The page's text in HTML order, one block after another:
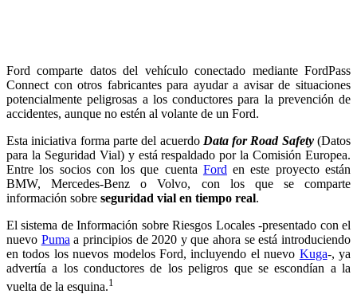
Ford comparte datos del vehículo conectado mediante FordPass
Connect con otros fabricantes para ayudar a avisar de situaciones
potencialmente peligrosas a los conductores para la prevención de
accidentes, aunque no estén al volante de un Ford.
Esta iniciativa forma parte del acuerdo Data for Road Safety(Datos
para la Seguridad Vial) y está respaldado por la Comisión Europea.
Entre los socios con los que cuenta Ford en este proyecto están
BMW, Mercedes-Benz o Volvo, con los que se comparte
información sobre seguridad vial en tiempo real.
El sistema de Información sobre Riesgos Locales -presentado con el
nuevo Puma a principios de 2020 y que ahora se está introduciendo
en todos los nuevos modelos Ford, incluyendo el nuevo Kuga-, ya
advertía a los conductores de los peligros que se escondían a la
vuelta de la esquina.1